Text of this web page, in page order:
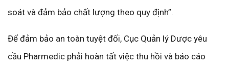
soát và đảm bảo chất lượng theo quy định”.
Để đảm bảo an toàn tuyệt đối, Cục Quản lý Dược yêu
cầu Pharmedic phải hoàn tất việc thu hồi và báo cáo